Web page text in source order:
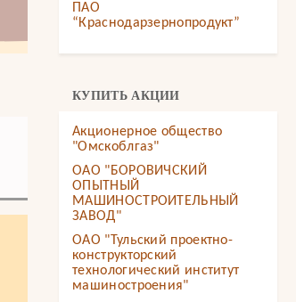
ПАО
“Краснодарзернопродукт”
КУПИТЬ АКЦИИ
Акционерное общество
"Омскоблгаз"
ОАО "БОРОВИЧСКИЙ
ОПЫТНЫЙ
МАШИНОСТРОИТЕЛЬНЫЙ
ЗАВОД"
ОАО "Тульский проектно-
конструкторский
технологический институт
машиностроения"